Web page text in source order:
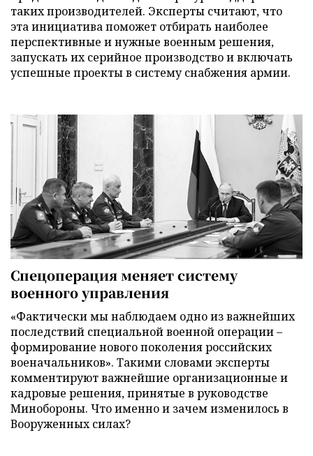
таких производителей. Эксперты считают, что
эта инициатива поможет отбирать наиболее
перспективные и нужные военным решения,
запускать их серийное производство и включать
успешные проекты в систему снабжения армии.
Спецоперация меняет систему
военного управления
«Фактически мы наблюдаем одно из важнейших
последствий специальной военной операции –
формирование нового поколения российских
военачальников». Такими словами эксперты
комментируют важнейшие организационные и
кадровые решения, принятые в руководстве
Минобороны. Что именно и зачем изменилось в
Вооруженных силах?